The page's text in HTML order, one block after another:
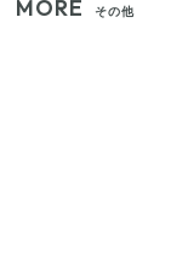
MORE その他